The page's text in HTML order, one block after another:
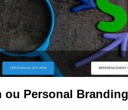
ou Personal Branding